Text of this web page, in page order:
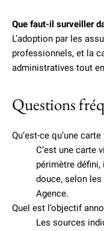
Que faut-il surveiller
L’adoption par les
professionnels, et la
administratives tout
Questions
Qu’est-ce qu’une
C’est une carte
périmètre
douce, selon
Agence.
Quel est l’objectif
Les sources